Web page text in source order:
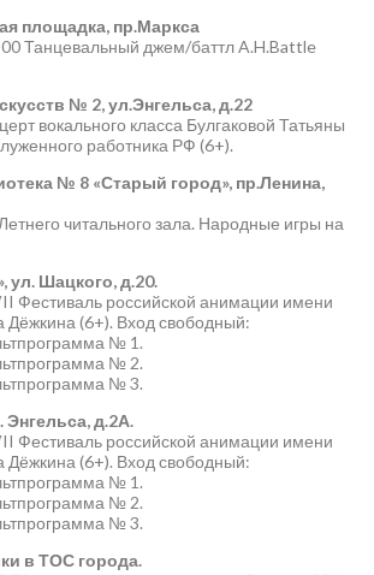
площадка, пр.Маркса
Танцевальный джем/баттл A.H.Battle
№ 2, ул.Энгельса, д.22
вокального класса Булгаковой Татьяны
работника РФ (6+).
№ 8 «Старый город», пр.Ленина,
читального зала. Народные игры на
ул. Шацкого, д.20.
Фестиваль российской анимации имени
Дёжкина (6+). Вход свободный:
№ 1.
№ 2.
№ 3.
Энгельса, д.2А.
Фестиваль российской анимации имени
Дёжкина (6+). Вход свободный:
№ 1.
№ 2.
№ 3.
в ТОС города.